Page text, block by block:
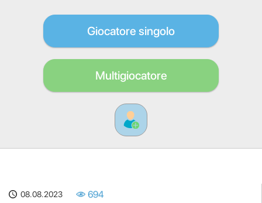
Giocatore singolo
Multigiocatore
08.08.2023 694